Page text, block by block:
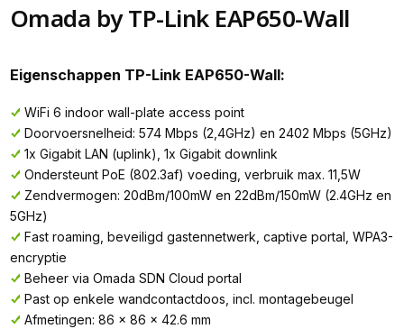
Omada by TP-Link EAP650-Wall
Eigenschappen TP-Link EAP650-Wall:
WiFi 6 indoor wall-plate access point
Doorvoersnelheid: 574 Mbps (2,4GHz) en 2402 Mbps (5GHz)
1x Gigabit LAN (uplink), 1x Gigabit downlink
Ondersteunt PoE (802.3af) voeding, verbruik max. 11,5W
Zendvermogen: 20dBm/100mW en 22dBm/150mW (2.4GHz en
5GHz)
Fast roaming, beveiligd gastennetwerk, captive portal, WPA3-
encryptie
Beheer via Omada SDN Cloud portal
Past op enkele wandcontactdoos, incl. montagebeugel
Afmetingen: 86 × 86 × 42.6 mm